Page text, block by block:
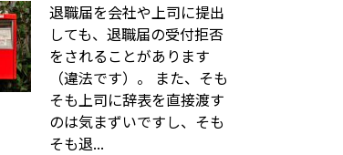
退職届を会社や上司に提出
しても、退職届の受付拒否
をされることがあります
（違法です）。 また、そも
そも上司に辞表を直接渡す
のは気まずいですし、そも
そも退...